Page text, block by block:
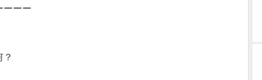
ーーー